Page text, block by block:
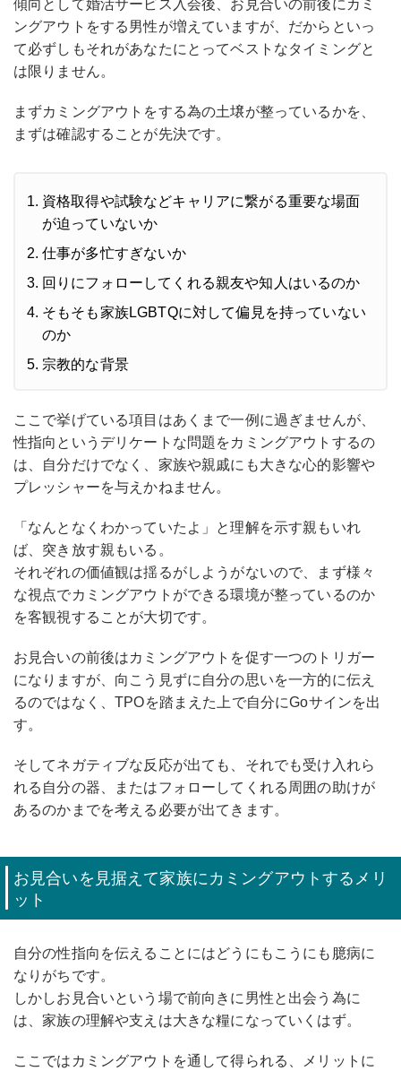
傾向として婚活サービス入会後、お見合いの前後にカミ
ングアウトをする男性が増えていますが、だからといっ
て必ずしもそれがあなたにとってベストなタイミングと
は限りません。
まずカミングアウトをする為の土壌が整っているかを、
まずは確認することが先決です。
資格取得や試験などキャリアに繋がる重要な場面
が迫っていないか
仕事が多忙すぎないか
回りにフォローしてくれる親友や知人はいるのか
そもそも家族LGBTQに対して偏見を持っていない
のか
宗教的な背景
ここで挙げている項目はあくまで一例に過ぎませんが、
性指向というデリケートな問題をカミングアウトするの
は、自分だけでなく、家族や親戚にも大きな心的影響や
プレッシャーを与えかねません。
「なんとなくわかっていたよ」と理解を示す親もいれ
ば、突き放す親もいる。
それぞれの価値観は揺るがしようがないので、まず様々
な視点でカミングアウトができる環境が整っているのか
を客観視することが大切です。
お見合いの前後はカミングアウトを促す一つのトリガー
になりますが、向こう見ずに自分の思いを一方的に伝え
るのではなく、TPOを踏まえた上で自分にGoサインを出
す。
そしてネガティブな反応が出ても、それでも受け入れら
れる自分の器、またはフォローしてくれる周囲の助けが
あるのかまでを考える必要が出てきます。
お見合いを見据えて家族にカミングアウトするメリ
ット
自分の性指向を伝えることにはどうにもこうにも臆病に
なりがちです。
しかしお見合いという場で前向きに男性と出会う為に
は、家族の理解や支えは大きな糧になっていくはず。
ここではカミングアウトを通して得られる、メリットに